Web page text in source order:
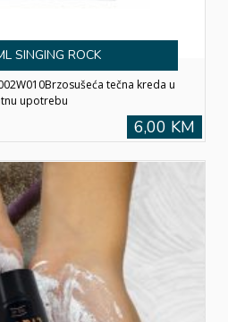
SINGING ROCK
tečna kreda u
upotrebu
6,00 KM